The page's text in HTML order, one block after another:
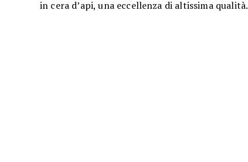
in cera d’api, una eccellenza di altissima qualità.